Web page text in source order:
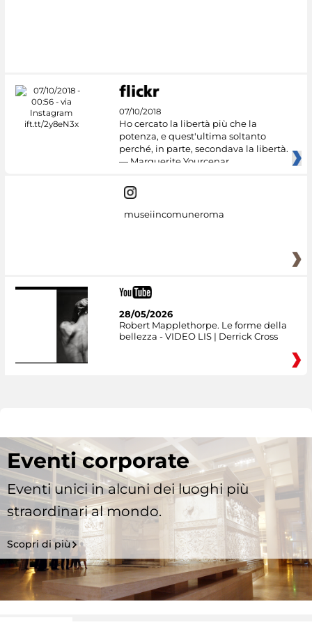
07/10/2018
Ho cercato la libertà più che la
potenza, e quest'ultima soltanto
perché, in parte, secondava la libertà.
— Marguerite Yourcenar
museiincomuneroma
28/05/2026
Robert Mapplethorpe. Le forme della
bellezza - VIDEO LIS | Derrick Cross
Eventi corporate
Eventi unici in alcuni dei luoghi più
straordinari al mondo.
Scopri di più